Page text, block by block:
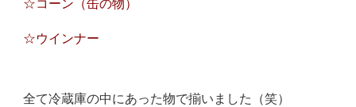
☆コーン（缶の物）
☆ウインナー
全て冷蔵庫の中にあった物で揃いました（笑）